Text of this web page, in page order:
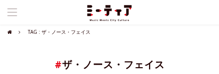
TAG : ザ・ノース・フェイス
#ザ・ノース・フェイス